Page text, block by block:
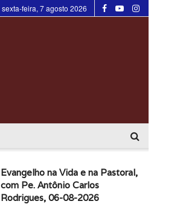
sexta-feira, 7 agosto 2026
Evangelho na Vida e na Pastoral,
com Pe. Antônio Carlos
Rodrigues, 06-08-2026